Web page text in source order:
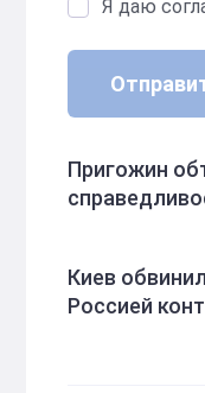
Я даю
Пригожин
Киев
Россией